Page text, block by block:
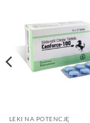
LEKI NA POTENCJĘ